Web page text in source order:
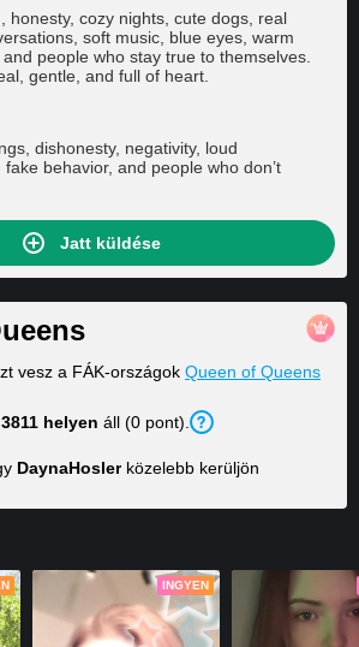
in the way she transforms ordinary
poetic and meaningful, always inspired
inner reflection.
honesty, cozy nights, cute dogs, real
soft music, blue eyes, warm
people who stay true to themselves.
gentle, and full of heart.
dishonesty, negativity, loud
behavior, and people who don’t
Jatt küldése
vesz a FÁK-országok Queen of Queens
3811 helyen áll (0 pont).
DaynaHosler közelebb kerüljön
INGYEN